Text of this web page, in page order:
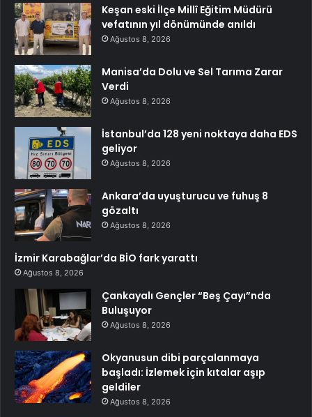
Keşan eski İlçe Millî Eğitim Müdürü
vefatının yıl dönümünde anıldı
Ağustos 8, 2026
Manisa’da Dolu ve Sel Tarıma Zarar
Verdi
Ağustos 8, 2026
İstanbul’da 128 yeni noktaya daha EDS
geliyor
Ağustos 8, 2026
Ankara’da uyuşturucu ve fuhuş 8
gözaltı
Ağustos 8, 2026
İzmir Karabağlar’da BİO fark yarattı
Ağustos 8, 2026
Çankayalı Gençler “Beş Çayı”nda
Buluşuyor
Ağustos 8, 2026
Okyanusun dibi parçalanmaya
başladı: İzlemek için kıtalar aşıp
geldiler
Ağustos 8, 2026